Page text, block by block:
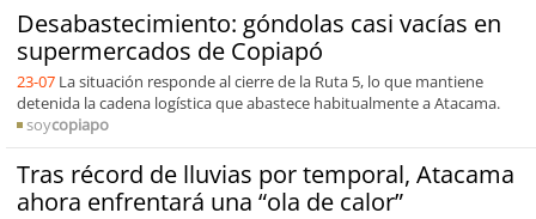
Desabastecimiento: góndolas casi vacías en
supermercados de Copiapó
23-07 La situación responde al cierre de la Ruta 5, lo que mantiene
detenida la cadena logística que abastece habitualmente a Atacama.
soycopiapo
Tras récord de lluvias por temporal, Atacama
ahora enfrentará una “ola de calor”